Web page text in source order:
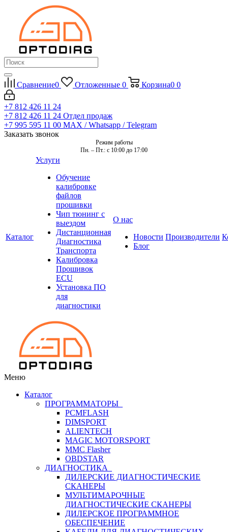
Сравнение0 Отложенные 0 Корзина0 0
+7 812 426 11 24
+7 812 426 11 24 Отдел продаж
+7 995 595 11 00 MAX / Whatsapp / Telegram
Заказать звонок
Режим работы
Пн. – Пт.: с 10:00 до 17:00
Каталог
Услуги
Обучение
калибровке
файлов
прошивки
Чип тюнинг с
выездом
Дистанционная
Диагностика
Транспорта
Калибровка
Прошивок
ECU
Установка ПО
для
диагностики
О нас
Новости
Блог
Производители
Меню
Каталог
ПРОГРАММАТОРЫ
PCMFLASH
DIMSPORT
ALIENTECH
MAGIC MOTORSPORT
MMC Flasher
OBDSTAR
ДИАГНОСТИКА
ДИЛЕРСКИЕ ДИАГНОСТИЧЕСКИЕ
СКАНЕРЫ
МУЛЬТИМАРОЧНЫЕ
ДИАГНОСТИЧЕСКИЕ СКАНЕРЫ
ДИЛЕРСКОЕ ПРОГРАММНОЕ
ОБЕСПЕЧЕНИЕ